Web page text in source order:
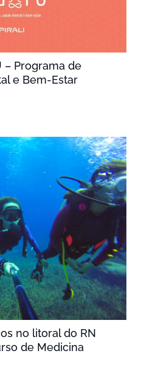
– Programa de
e Bem-Estar
no litoral do RN
de Medicina